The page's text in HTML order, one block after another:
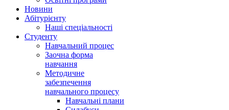
Hовини
Абітурієнту
Наші спеціальності
Студенту
Навчальний процес
Заочна форма
навчання
Методичне
забезпечення
навчального процесу
Навчальні плани